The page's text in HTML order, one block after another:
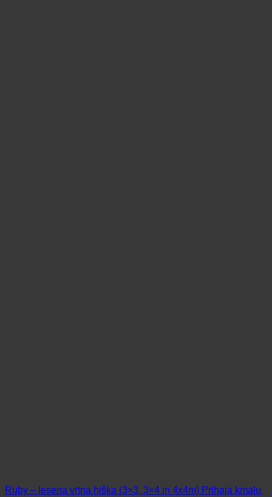
Ruby – lesena vrtna hiška (3×3, 3×4 in 4x4m) Prihaja kmalu